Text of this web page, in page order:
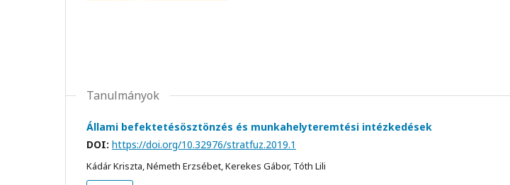
Tanulmányok
Állami befektetésösztönzés és munkahelyteremtési intézkedések
DOI: https://doi.org/10.32976/stratfuz.2019.1
Kádár Kriszta, Németh Erzsébet, Kerekes Gábor, Tóth Lili